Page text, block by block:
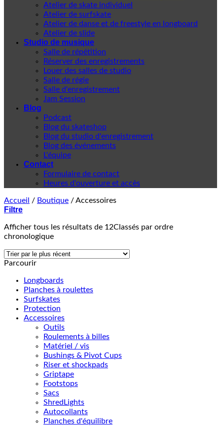
Atelier de skate individuel
Atelier de surfskate
Atelier de danse et de freestyle en longboard
Atelier de slide
Studio de musique
Salle de répétition
Réserver des enregistrements
Louer des salles de studio
Salle de régie
Salle d'enregistrement
Jam Session
Blog
Podcast
Blog du skateshop
Blog du studio d'enregistrement
Blog des événements
L'équipe
Contact
Formulaire de contact
Heures d'ouverture et accès
Accueil / Boutique /Accessoires
Filtre
Afficher tous les résultats de 12Classés par ordre
chronologique
Parcourir
Longboards
Planches à roulettes
Surfskates
Protection
Accessoires
Outils
Roulements à billes
Matériel / vis
Bushings & Pivot Cups
Riser et shockpads
Griptape
Footstops
Sacs
ShredLights
Autocollants
Planches d'équilibre